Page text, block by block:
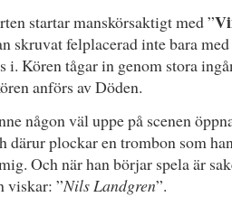
startar manskörsaktigt med ”
skruvat felplacerad inte bara
i. Kören tågar in genom stora
anförs av Döden.
någon väl uppe på scenen
därur plockar en trombon som
Och när han börjar spela är
viskar: ”Nils Landgren”.